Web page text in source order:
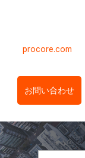
procore.com
お問い合わせ